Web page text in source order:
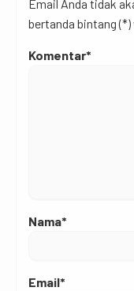
Email Anda tidak
bertanda bintang
Komentar*
Nama*
Email*